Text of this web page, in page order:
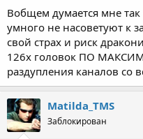
Вобщем думается мне
умного не насоветуют к
свой страх и риск
126х головок ПО
раздупления каналов
Matilda_TMS
Заблокирован